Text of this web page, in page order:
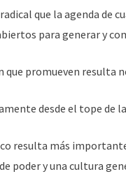
que la agenda de
para generar y
promueven resulta
desde el tope de
resulta más
poder y una cultura